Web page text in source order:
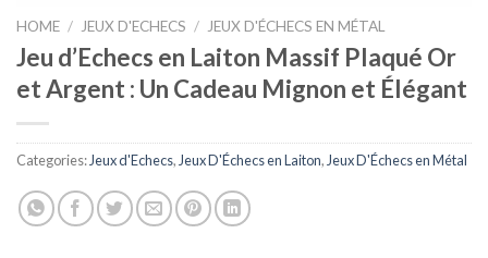
HOME / JEUX D'ECHECS / JEUX D'ÉCHECS EN MÉTAL
Jeu d’Echecs en Laiton Massif Plaqué Or
et Argent : Un Cadeau Mignon et Élégant
Categories:Jeux d'Echecs,Jeux D'Échecs en Laiton,Jeux D'Échecs en Métal